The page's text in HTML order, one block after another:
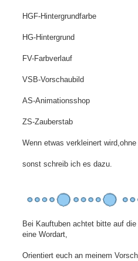
HGF-Hintergrundfarbe
HG-Hintergrund
FV-Farbverlauf
VSB-Vorschaubild
AS-Animationsshop
ZS-Zauberstab
Wenn etwas verkleinert
sonst schreib ich es dazu.
Bei Kauftuben achtet bitte auf
eine Wordart,
Orientiert euch an meinem